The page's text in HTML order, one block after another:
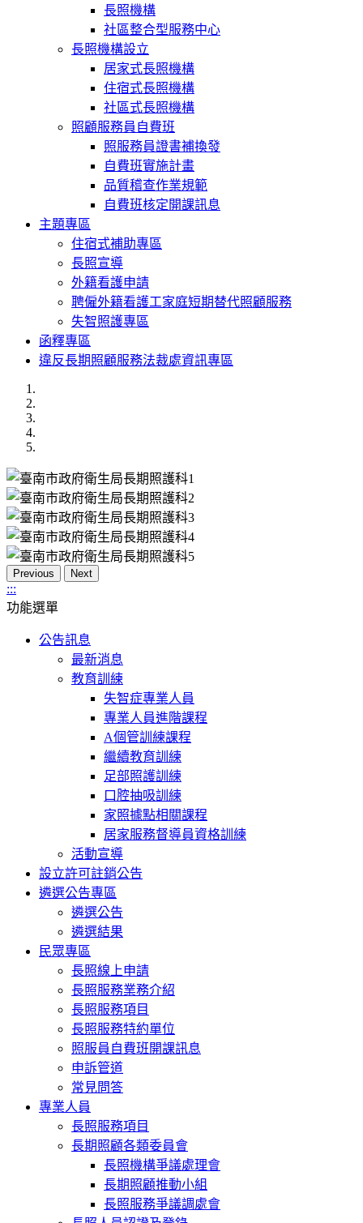
長照機構
社區整合型服務中心
長照機構設立
居家式長照機構
住宿式長照機構
社區式長照機構
照顧服務員自費班
照服務員證書補換發
自費班實施計畫
品質稽查作業規範
自費班核定開課訊息
主題專區
住宿式補助專區
長照宣導
外籍看護申請
聘僱外籍看護工家庭短期替代照顧服務
失智照護專區
函釋專區
違反長期照顧服務法裁處資訊專區
Previous Next
:::
功能選單
公告訊息
最新消息
教育訓練
失智症專業人員
專業人員進階課程
A個管訓練課程
繼續教育訓練
足部照護訓練
口腔抽吸訓練
家照據點相關課程
居家服務督導員資格訓練
活動宣導
設立許可註銷公告
遴選公告專區
遴選公告
遴選結果
民眾專區
長照線上申請
長照服務業務介紹
長照服務項目
長照服務特約單位
照服員自費班開課訊息
申訴管道
常見問答
專業人員
長照服務項目
長期照顧各類委員會
長照機構爭議處理會
長期照顧推動小組
長照服務爭議調處會